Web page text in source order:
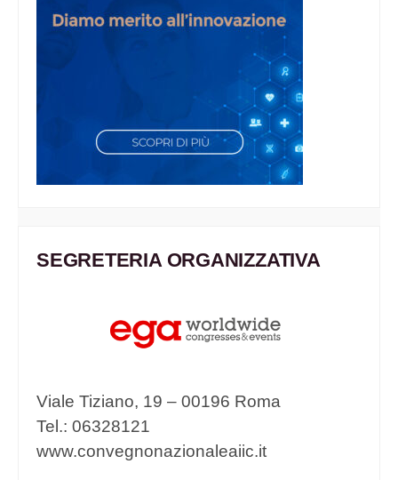
SEGRETERIA ORGANIZZATIVA
Viale Tiziano, 19 – 00196 Roma
Tel.: 06328121
www.convegnonazionaleaiic.it